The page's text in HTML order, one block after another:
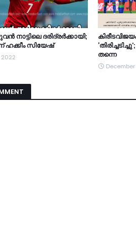
നാട്ടിലെ ദരിദ്രര്‍ക്കായി;
ഹക്കീം സിയേഷ്‌
2022
തന്നെ
December